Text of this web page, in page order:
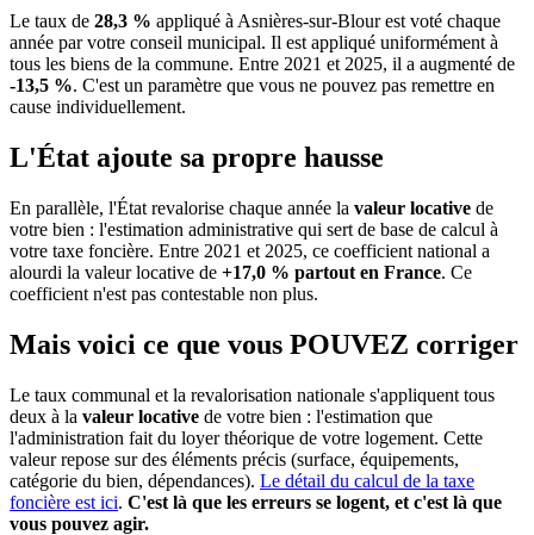
Le taux de 28,3 % appliqué à Asnières-sur-Blour est voté chaque
année par votre conseil municipal. Il est appliqué uniformément à
tous les biens de la commune. Entre 2021 et 2025, il a augmenté de
-13,5 %. C'est un paramètre que vous ne pouvez pas remettre en
cause individuellement.
L'État ajoute sa propre hausse
En parallèle, l'État revalorise chaque année la valeur locative de
votre bien : l'estimation administrative qui sert de base de calcul à
votre taxe foncière. Entre 2021 et 2025, ce coefficient national a
alourdi la valeur locative de +17,0 % partout en France. Ce
coefficient n'est pas contestable non plus.
Mais voici ce que vous POUVEZ corriger
Le taux communal et la revalorisation nationale s'appliquent tous
deux à la valeur locative de votre bien : l'estimation que
l'administration fait du loyer théorique de votre logement. Cette
valeur repose sur des éléments précis (surface, équipements,
catégorie du bien, dépendances). Le détail du calcul de la taxe
foncière est ici. C'est là que les erreurs se logent, et c'est là que
vous pouvez agir.